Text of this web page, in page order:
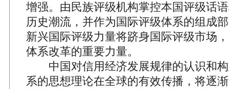
增强。由民族评级机构掌控本国评级话
历史潮流，并作为国际评级体系的组成
新兴国际评级力量将跻身国际评级市场
体系改革的重要力量。
中国对信用经济发展规律的认识和构
系的思想理论在全球的有效传播，将逐